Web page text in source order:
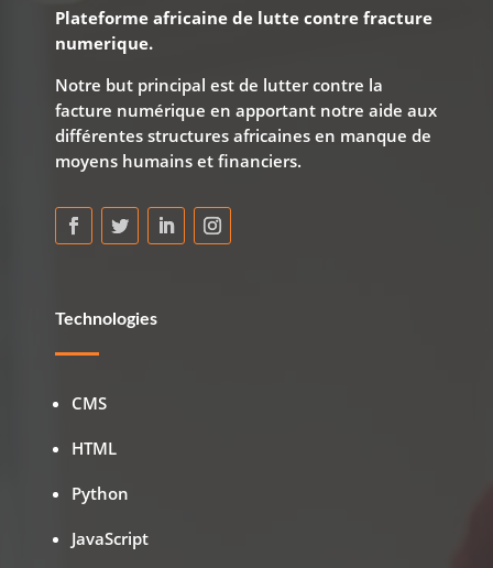
Plateforme africaine de lutte contre fracture
numerique.
Notre but principal est de lutter contre la
facture numérique en apportant notre aide aux
différentes structures africaines en manque de
moyens humains et financiers.
Technologies
CMS
HTML
Python
JavaScript